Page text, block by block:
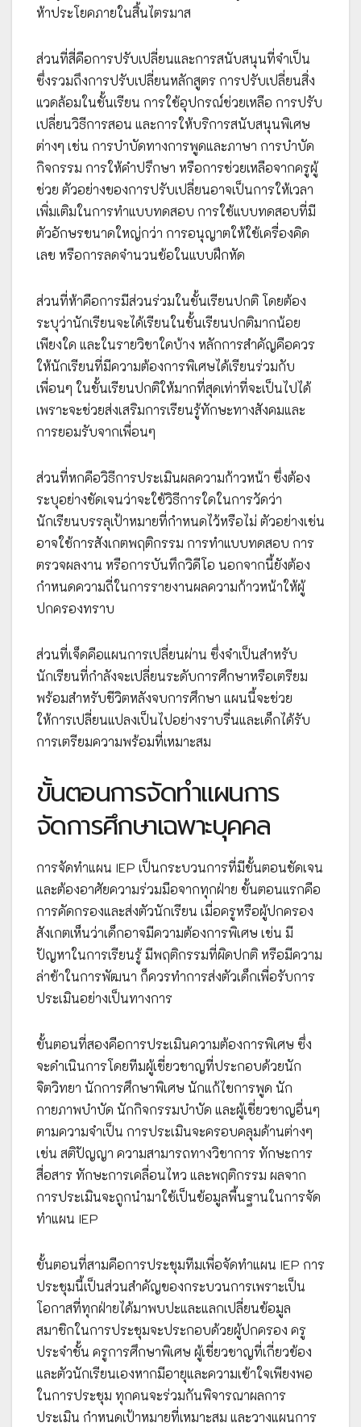
ห้าประโยคภายในสิ้นไตรมาส
ส่วนที่สี่คือการปรับเปลี่ยนและการสนับสนุนที่จำเป็น
ซึ่งรวมถึงการปรับเปลี่ยนหลักสูตร การปรับเปลี่ยนสิ่ง
แวดล้อมในชั้นเรียน การใช้อุปกรณ์ช่วยเหลือ การปรับ
เปลี่ยนวิธีการสอน และการให้บริการสนับสนุนพิเศษ
ต่างๆ เช่น การบำบัดทางการพูดและภาษา การบำบัด
กิจกรรม การให้คำปรึกษา หรือการช่วยเหลือจากครูผู้
ช่วย ตัวอย่างของการปรับเปลี่ยนอาจเป็นการให้เวลา
เพิ่มเติมในการทำแบบทดสอบ การใช้แบบทดสอบที่มี
ตัวอักษรขนาดใหญ่กว่า การอนุญาตให้ใช้เครื่องคิด
เลข หรือการลดจำนวนข้อในแบบฝึกหัด
ส่วนที่ห้าคือการมีส่วนร่วมในชั้นเรียนปกติ โดยต้อง
ระบุว่านักเรียนจะได้เรียนในชั้นเรียนปกติมากน้อย
เพียงใด และในรายวิชาใดบ้าง หลักการสำคัญคือควร
ให้นักเรียนที่มีความต้องการพิเศษได้เรียนร่วมกับ
เพื่อนๆ ในชั้นเรียนปกติให้มากที่สุดเท่าที่จะเป็นไปได้
เพราะจะช่วยส่งเสริมการเรียนรู้ทักษะทางสังคมและ
การยอมรับจากเพื่อนๆ
ส่วนที่หกคือวิธีการประเมินผลความก้าวหน้า ซึ่งต้อง
ระบุอย่างชัดเจนว่าจะใช้วิธีการใดในการวัดว่า
นักเรียนบรรลุเป้าหมายที่กำหนดไว้หรือไม่ ตัวอย่างเช่น
อาจใช้การสังเกตพฤติกรรม การทำแบบทดสอบ การ
ตรวจผลงาน หรือการบันทึกวิดีโอ นอกจากนี้ยังต้อง
กำหนดความถี่ในการรายงานผลความก้าวหน้าให้ผู้
ปกครองทราบ
ส่วนที่เจ็ดคือแผนการเปลี่ยนผ่าน ซึ่งจำเป็นสำหรับ
นักเรียนที่กำลังจะเปลี่ยนระดับการศึกษาหรือเตรียม
พร้อมสำหรับชีวิตหลังจบการศึกษา แผนนี้จะช่วย
ให้การเปลี่ยนแปลงเป็นไปอย่างราบรื่นและเด็กได้รับ
การเตรียมความพร้อมที่เหมาะสม
ขั้นตอนการจัดทำแผนการ
จัดการศึกษาเฉพาะบุคคล
การจัดทำแผน IEP เป็นกระบวนการที่มีขั้นตอนชัดเจน
และต้องอาศัยความร่วมมือจากทุกฝ่าย ขั้นตอนแรกคือ
การคัดกรองและส่งตัวนักเรียน เมื่อครูหรือผู้ปกครอง
สังเกตเห็นว่าเด็กอาจมีความต้องการพิเศษ เช่น มี
ปัญหาในการเรียนรู้ มีพฤติกรรมที่ผิดปกติ หรือมีความ
ล่าช้าในการพัฒนา ก็ควรทำการส่งตัวเด็กเพื่อรับการ
ประเมินอย่างเป็นทางการ
ขั้นตอนที่สองคือการประเมินความต้องการพิเศษ ซึ่ง
จะดำเนินการโดยทีมผู้เชี่ยวชาญที่ประกอบด้วยนัก
จิตวิทยา นักการศึกษาพิเศษ นักแก้ไขการพูด นัก
กายภาพบำบัด นักกิจกรรมบำบัด และผู้เชี่ยวชาญอื่นๆ
ตามความจำเป็น การประเมินจะครอบคลุมด้านต่างๆ
เช่น สติปัญญา ความสามารถทางวิชาการ ทักษะการ
สื่อสาร ทักษะการเคลื่อนไหว และพฤติกรรม ผลจาก
การประเมินจะถูกนำมาใช้เป็นข้อมูลพื้นฐานในการจัด
ทำแผน IEP
ขั้นตอนที่สามคือการประชุมทีมเพื่อจัดทำแผน IEP การ
ประชุมนี้เป็นส่วนสำคัญของกระบวนการเพราะเป็น
โอกาสที่ทุกฝ่ายได้มาพบปะและแลกเปลี่ยนข้อมูล
สมาชิกในการประชุมจะประกอบด้วยผู้ปกครอง ครู
ประจำชั้น ครูการศึกษาพิเศษ ผู้เชี่ยวชาญที่เกี่ยวข้อง
และตัวนักเรียนเองหากมีอายุและความเข้าใจเพียงพอ
ในการประชุม ทุกคนจะร่วมกันพิจารณาผลการ
ประเมิน กำหนดเป้าหมายที่เหมาะสม และวางแผนการ